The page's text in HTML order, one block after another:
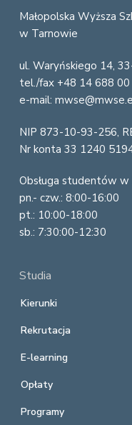
Małopolska Wyższa
w Tarnowie
ul. Waryńskiego 14,
tel./fax +48 14 688
e-mail:
NIP 873-10-93-256,
Nr konta 33 1240
Obsługa studentów
pn.- czw.: 8:00-16:00
pt.: 10:00-18:00
sb.: 7:30:00-12:30
Studia
Kierunki
Rekrutacja
E-learning
Opłaty
Programy